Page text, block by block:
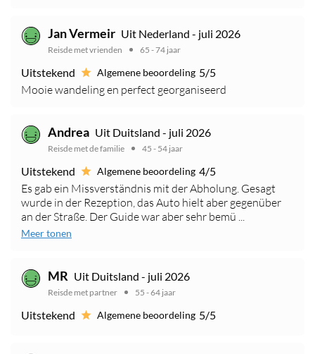
Jan Vermeir Uit Nederland - juli 2026
Reisde met vrienden 65 - 74 jaar
Uitstekend Algemene beoordeling 5/5
Mooie wandeling en perfect georganiseerd
Andrea Uit Duitsland - juli 2026
Reisde met de familie 45 - 54 jaar
Uitstekend Algemene beoordeling 4/5
Es gab ein Missverständnis mit der Abholung. Gesagt
wurde in der Rezeption, das Auto hielt aber gegenüber
an der Straße. Der Guide war aber sehr bemü ...
Meer tonen
MR Uit Duitsland - juli 2026
Reisde met partner 55 - 64 jaar
Uitstekend Algemene beoordeling 5/5